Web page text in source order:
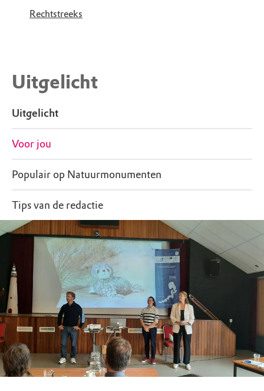
Rechtstreeks
Uitgelicht
Uitgelicht
Voor jou
Populair op Natuurmonumenten
Tips van de redactie